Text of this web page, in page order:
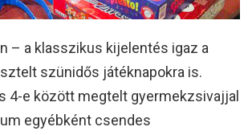
– a klasszikus kijelentés igaz a
szünidős játéknapokra is.
4-e között megtelt gyermekzsivajjal
egyébként csendes